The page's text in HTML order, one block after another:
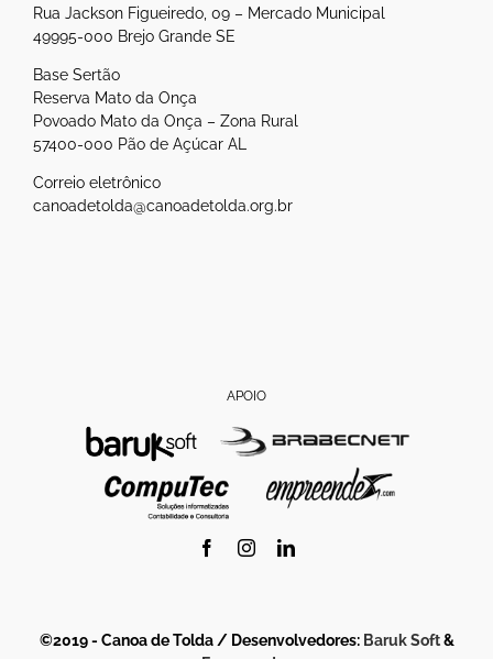
Rua Jackson Figueiredo, 09 – Mercado Municipal
49995-000 Brejo Grande SE
Base Sertão
Reserva Mato da Onça
Povoado Mato da Onça – Zona Rural
57400-000 Pão de Açúcar AL
Correio eletrônico
canoadetolda@canoadetolda.org.br
APOIO
FacebookInstagramLinkedIn
©2019 - Canoa de Tolda / Desenvolvedores: Baruk Soft&